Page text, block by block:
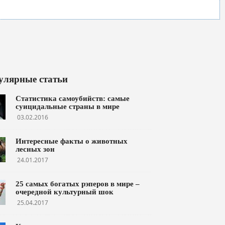
статьи
Статистика самоубийств: самые
суицидальные страны в мире
03.02.2016
Интересные факты о животных
лесных зон
24.01.2017
25 самых богатых рэперов в мире –
очередной культурный шок
25.04.2017